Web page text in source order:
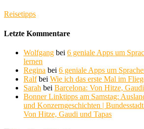
Reisetipps
Letzte Kommentare
Wolfgang bei 6 geniale Apps um
lernen
Regina bei 6 geniale Apps um
Ralfbei Wie ich das erste Mal im
Sarah bei Barcelona: Von Hitze,
Bonner Linktipps am Samstag:
und Konzerngeschichten |
Von Hitze, Gaudi und Tapas